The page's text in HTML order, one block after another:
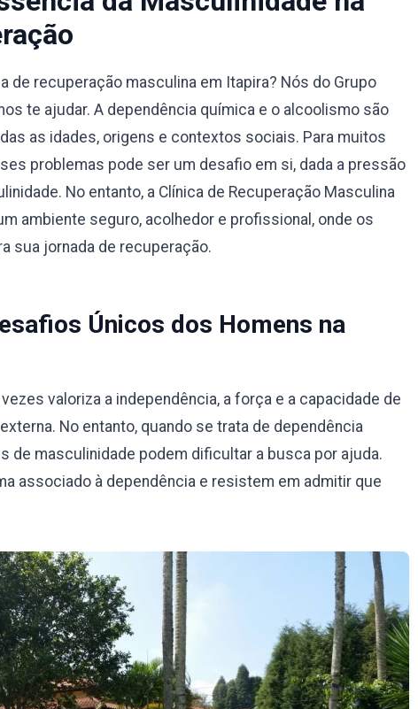
de recuperação masculina em Itapira? Nós do Grupo
te ajudar. A dependência química e o alcoolismo são
as idades, origens e contextos sociais. Para muitos
problemas pode ser um desafio em si, dada a pressão
No entanto, a Clínica de Recuperação Masculina
ambiente seguro, acolhedor e profissional, onde os
sua jornada de recuperação.
Únicos dos Homens na
valoriza a independência, a força e a capacidade de
No entanto, quando se trata de dependência
de masculinidade podem dificultar a busca por ajuda.
associado à dependência e resistem em admitir que